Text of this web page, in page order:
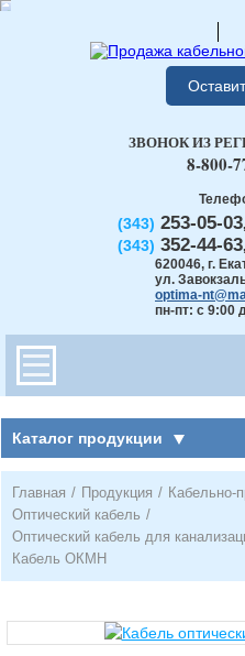
(343) 253-05-03,
(343) 352-44-63,
620046, г.
ул.
optima-
пн-пт: с 9:00
ЗВОНОК ИЗ
8-800-
Каталог продукции
Главная / Продукция / Кабельно-
Оптический кабель /
Оптический кабель для
Кабель ОКМН